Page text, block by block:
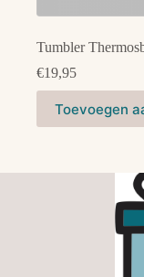
Tumbler
€19,95
Toevoegen